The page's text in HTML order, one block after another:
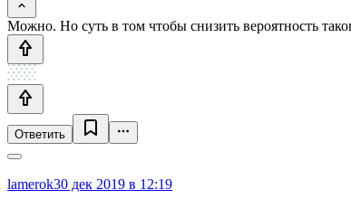
Можно. Но суть в том чтобы снизить вероятность
Ответить
lamerok30 дек 2019 в 12:19